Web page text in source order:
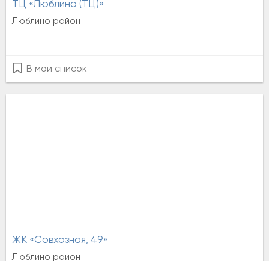
ТЦ «Люблино (ТЦ)»
Люблино район
В мой список
ЖК «Совхозная, 49»
Люблино район